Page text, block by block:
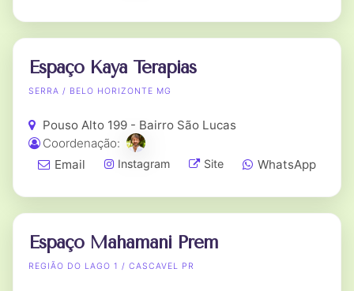
Espaço Kaya Terapias
SERRA / BELO HORIZONTE MG
Pouso Alto 199 - Bairro São Lucas
Coordenação:
Email
Instagram Site WhatsApp
Espaço Mahamani Prem
REGIÃO DO LAGO 1 / CASCAVEL PR